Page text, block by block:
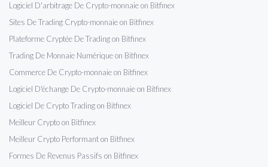
Logiciel D'arbitrage De Crypto-monnaie on Bitfinex
Sites De Trading Crypto-monnaie on Bitfinex
Plateforme Cryptée De Trading on Bitfinex
Trading De Monnaie Numérique on Bitfinex
Commerce De Crypto-monnaie on Bitfinex
Logiciel D'échange De Crypto-monnaie on Bitfinex
Logiciel De Crypto Trading on Bitfinex
Meilleur Crypto on Bitfinex
Meilleur Crypto Performant on Bitfinex
Formes De Revenus Passifs on Bitfinex